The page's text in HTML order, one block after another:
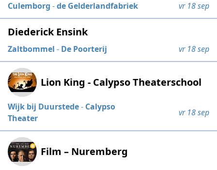
Culemborg -de Gelderlandfabriek vr 18 sep
Diederick Ensink
Zaltbommel - De Poorterij vr 18 sep
Lion King - Calypso Theaterschool
Wijk bij Duurstede- Calypso
Theater
vr 18 sep
Film – Nuremberg